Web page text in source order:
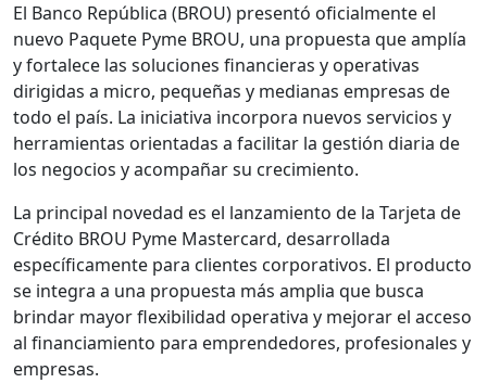
El Banco República (BROU) presentó oficialmente el
nuevo Paquete Pyme BROU, una propuesta que amplía
y fortalece las soluciones financieras y operativas
dirigidas a micro, pequeñas y medianas empresas de
todo el país. La iniciativa incorpora nuevos servicios y
herramientas orientadas a facilitar la gestión diaria de
los negocios y acompañar su crecimiento.
La principal novedad es el lanzamiento de la Tarjeta de
Crédito BROU Pyme Mastercard, desarrollada
específicamente para clientes corporativos. El producto
se integra a una propuesta más amplia que busca
brindar mayor flexibilidad operativa y mejorar el acceso
al financiamiento para emprendedores, profesionales y
empresas.